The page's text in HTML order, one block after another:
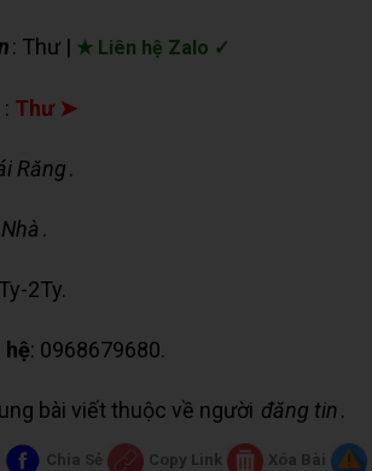
: Thư | ★ Liên hệ Zalo ✓
: Thư ➤
Răng.
.
2Ty.
: 0968679680.
bài viết thuộc về người đăng tin.
Chia Sẻ Copy Link Xóa Bài